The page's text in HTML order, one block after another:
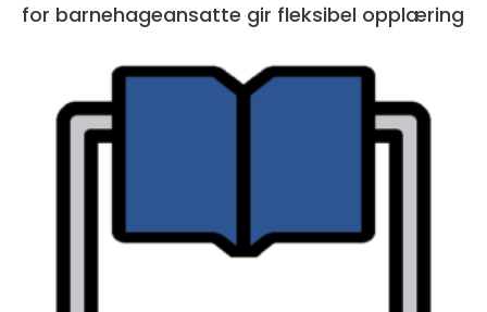
for barnehageansatte gir fleksibel opplæring